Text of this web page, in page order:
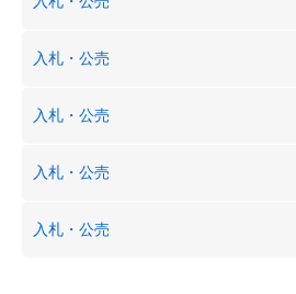
入札・公売
入札・公売
入札・公売
入札・公売